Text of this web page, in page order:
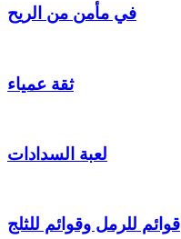
في مأمن من الريح
ثقة عمياء
لعبة السدادات
قوائم للرمل وقوائم للثلج